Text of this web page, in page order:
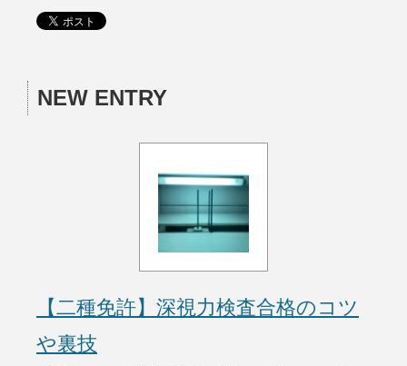
NEW ENTRY
【二種免許】深視力検査合格のコツ
や裏技